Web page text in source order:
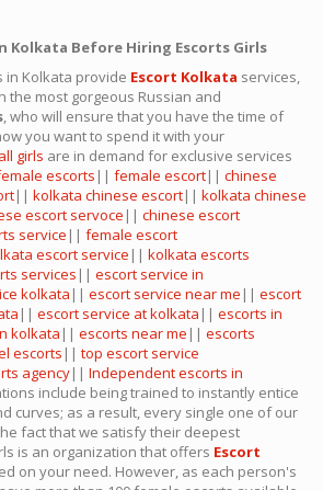
Kolkata Before Hiring Escorts Girls
in Kolkata provide Escort Kolkata services,
the most gorgeous Russian and
, who will ensure that you have the time of
you want to spend it with your
girls are in demand for exclusive services
escorts || female escort|| chinese
|| kolkata chinese escort|| kolkata chinese
escort servoce || chinese escort
service || female escort
escort service || kolkata escorts
services || escort service in
kolkata || escort service near me || escort
|| escort service at kolkata || escorts in
kolkata || escorts near me || escorts
escorts || top escort service
agency|| Independent escorts in
include being trained to instantly entice
curves; as a result, every single one of our
fact that we satisfy their deepest
is an organization that offers Escort
on your need. However, as each person's